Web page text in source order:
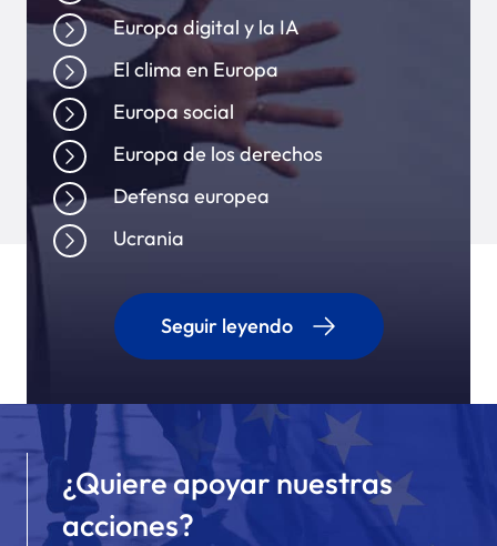
Europa digital y la IA
El clima en Europa
Europa social
Europa de los derechos
Defensa europea
Ucrania
Seguir leyendo
¿Quiere apoyar nuestras
acciones?